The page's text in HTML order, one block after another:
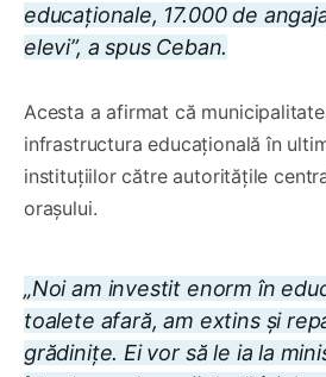
educaționale, 17.000 de
elevi”, a spus Ceban.
Acesta a afirmat că
infrastructura educațională în
instituțiilor către autoritățile
orașului.
„Noi am investit enorm în
toalete afară, am extins și
grădinițe. Ei vor să le ia la